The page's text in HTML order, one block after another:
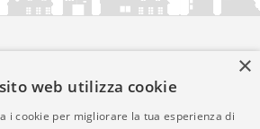
è una iniziativa diartemedia.it
- P.IVA 05400000724
×
web utilizza cookie
i cookie per migliorare la tua esperienza di